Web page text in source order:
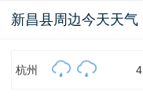
新昌县周边今天天气
杭州 4